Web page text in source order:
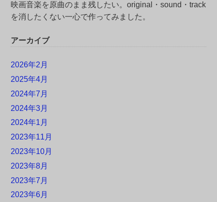
映画音楽を原曲のまま残したい。original・sound・track
を消したくない一心で作ってみました。
アーカイブ
2026年2月
2025年4月
2024年7月
2024年3月
2024年1月
2023年11月
2023年10月
2023年8月
2023年7月
2023年6月